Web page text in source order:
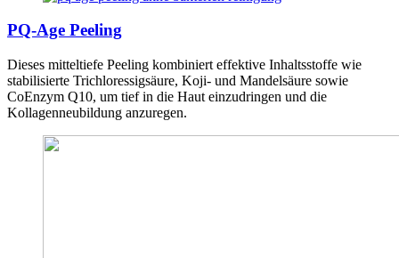
PQ-Age Peeling
Dieses mitteltiefe Peeling kombiniert effektive Inhaltsstoffe wie
stabilisierte Trichloressigsäure, Koji- und Mandelsäure sowie
CoEnzym Q10, um tief in die Haut einzudringen und die
Kollagenneubildung anzuregen.